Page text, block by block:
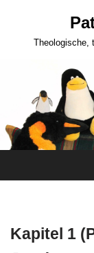
Kapitel 1